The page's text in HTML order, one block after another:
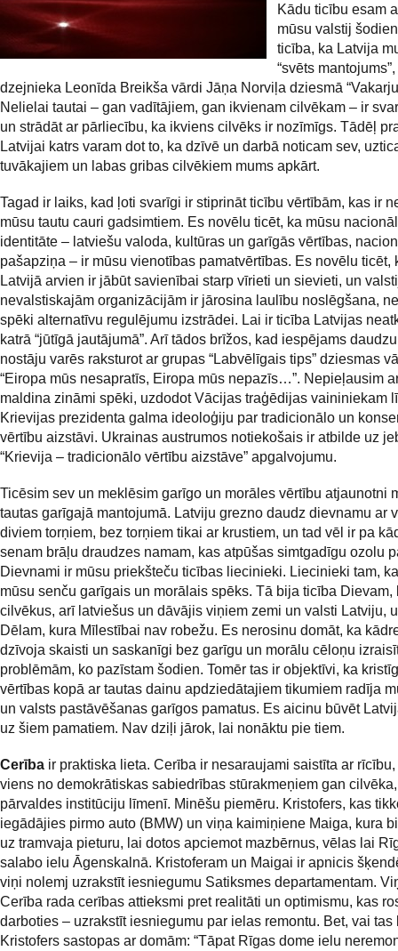
Kādu ticību esam
mūsu valstij
ticība, ka Latvija
“svēts
dzejnieka Leonīda Breikša vārdi Jāņa Norviļa dziesmā
Nelielai tautai – gan vadītājiem, gan ikvienam cilvēkam – ir
un strādāt ar pārliecību, ka ikviens cilvēks ir nozīmīgs. Tādēļ
Latvijai katrs varam dot to, ka dzīvē un darbā noticam sev,
tuvākajiem un labas gribas cilvēkiem mums apkārt.
Tagad ir laiks, kad ļoti svarīgi ir stiprināt ticību vērtībām, kas ir
mūsu tautu cauri gadsimtiem. Es novēlu ticēt, ka mūsu
identitāte – latviešu valoda, kultūras un garīgās vērtības,
pašapziņa – ir mūsu vienotības pamatvērtības. Es novēlu ticēt,
Latvijā arvien ir jābūt savienībai starp vīrieti un sievieti, un
nevalstiskajām organizācijām ir jārosina laulību noslēgšana,
spēki alternatīvu regulējumu izstrādei. Lai ir ticība Latvijas
katrā “jūtīgā jautājumā”. Arī tādos brīžos, kad iespējams
nostāju varēs raksturot ar grupas “Labvēlīgais tips” dziesmas
“Eiropa mūs nesapratīs, Eiropa mūs nepazīs…”. Nepieļausim
maldina zināmi spēki, uzdodot Vācijas traģēdijas vaininiekam
Krievijas prezidenta galma ideoloģiju par tradicionālo un
vērtību aizstāvi. Ukrainas austrumos notiekošais ir atbilde uz
“Krievija – tradicionālo vērtību aizstāve” apgalvojumu.
Ticēsim sev un meklēsim garīgo un morāles vērtību atjaunotni
tautas garīgajā mantojumā. Latviju grezno daudz dievnamu ar
diviem torņiem, bez torņiem tikai ar krustiem, un tad vēl ir pa
senam brāļu draudzes namam, kas atpūšas simtgadīgu ozolu
Dievnami ir mūsu priekšteču ticības liecinieki. Liecinieki tam,
mūsu senču garīgais un morālais spēks. Tā bija ticība Dievam,
cilvēkus, arī latviešus un dāvājis viņiem zemi un valsti Latviju,
Dēlam, kura Mīlestībai nav robežu. Es nerosinu domāt, ka
dzīvoja skaisti un saskanīgi bez garīgu un morālu cēloņu
problēmām, ko pazīstam šodien. Tomēr tas ir objektīvi, ka
vērtības kopā ar tautas dainu apdziedātajiem tikumiem radīja
un valsts pastāvēšanas garīgos pamatus. Es aicinu būvēt
uz šiem pamatiem. Nav dziļi jārok, lai nonāktu pie tiem.
Cerība ir praktiska lieta. Cerība ir nesaraujami saistīta ar rīcību,
viens no demokrātiskas sabiedrības stūrakmeņiem gan
pārvaldes institūciju līmenī. Minēšu piemēru. Kristofers, kas
iegādājies pirmo auto (BMW) un viņa kaimiņiene Maiga, kura
uz tramvaja pieturu, lai dotos apciemot mazbērnus, vēlas lai
salabo ielu Āgenskalnā. Kristoferam un Maigai ir apnicis
viņi nolemj uzrakstīt iesniegumu Satiksmes departamentam.
Cerība rada cerības attieksmi pret realitāti un optimismu, kas
darboties – uzrakstīt iesniegumu par ielas remontu. Bet, vai tas
Kristofers sastopas ar domām: “Tāpat Rīgas dome ielu